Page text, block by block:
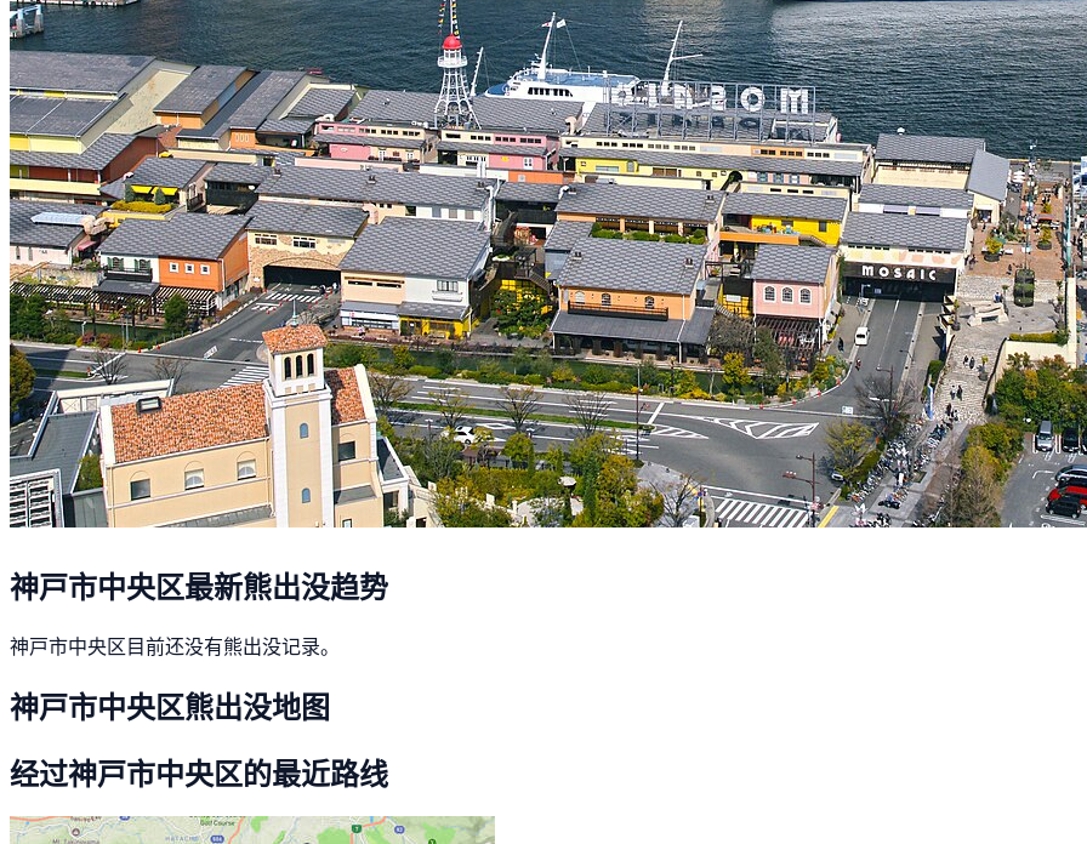
神戸市中央区最新熊出没趋势
神戸市中央区目前还没有熊出没记录。
神戸市中央区熊出没地图
经过神戸市中央区的最近路线